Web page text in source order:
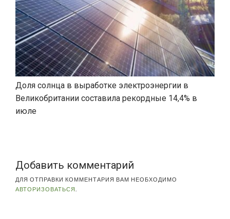
Доля солнца в выработке электроэнергии в
Великобритании составила рекордные 14,4% в
июле
Добавить комментарий
ДЛЯ ОТПРАВКИ КОММЕНТАРИЯ ВАМ НЕОБХОДИМО
АВТОРИЗОВАТЬСЯ